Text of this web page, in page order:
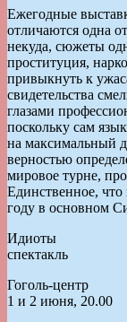
Ежегодные
отличаются одна
некуда, сюжеты
проституция,
привыкнуть к
свидетельства
глазами
поскольку сам
на максимальный
верностью
мировое турне,
Единственное, что
году в основном
Идиоты
спектакль
Гоголь-центр
1 и 2 июня, 20.00